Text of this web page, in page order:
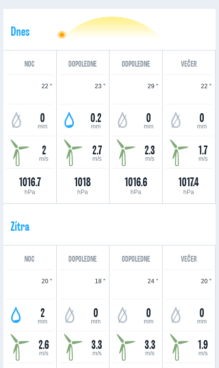
Dnes
NOC DOPOLEDNE ODPOLEDNE VEČER
22 °
0
mm
2
m/s
1016.7
hPa
23 °
0.2
mm
2.7
m/s
1018
hPa
29 °
0
mm
2.3
m/s
1016.6
hPa
22 °
0
mm
1.7
m/s
1017.4
hPa
Zítra
NOC DOPOLEDNE ODPOLEDNE VEČER
20 °
2
mm
2.6
m/s
18 °
0
mm
3.3
m/s
24 °
0
mm
3.3
m/s
20 °
0
mm
1.9
m/s